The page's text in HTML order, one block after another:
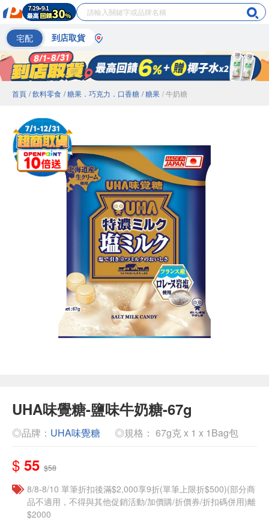
宅配 到店取貨
首頁 / 飲料零食 / 糖果．巧克力．口香糖 / 糖果 / 牛奶糖
UHA味覺糖-鹽味牛奶糖-67g
◎品牌： UHA味覺糖 ◎規格： 67g克 x 1 x 1Bag包
$ 55 $58
8/8-8/10 單筆折扣後滿$2,000享9折(單筆上限折$500)(部分商
品不適用，不得與其他促銷活動/加價購/折價券/折扣碼併用)離
$2000